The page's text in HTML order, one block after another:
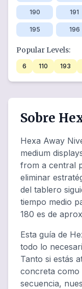
190 191
195 196
Popular Levels:
6 110 193
Sobre
Hexa Away
medium
from a central
eliminar
del tablero
tiempo medio
180 es de
Esta guía de
todo lo
Tanto si estás
concreta como
secuencia,